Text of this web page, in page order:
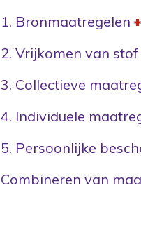
1. Bronmaatregelen
2. Vrijkomen van
3. Collectieve
4. Individuele
5. Persoonlijke
Combineren van